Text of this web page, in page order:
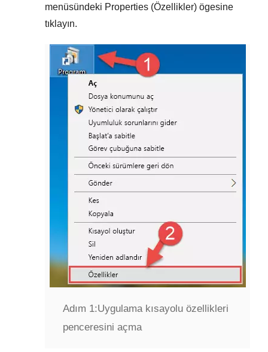
menüsündeki Properties (Özellikler) ögesine
tıklayın.
Adım 1:Uygulama kısayolu özellikleri
penceresini açma